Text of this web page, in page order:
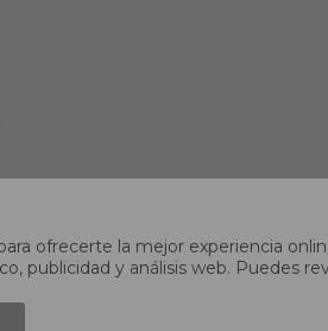
ofrecerte la mejor experiencia
publicidad y análisis web. Puedes